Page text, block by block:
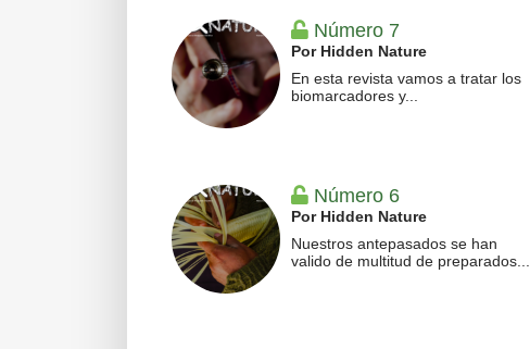
Número 7
Por Hidden Nature
En esta revista vamos a tratar los
biomarcadores y...
Número 6
Por Hidden Nature
Nuestros antepasados se han
valido de multitud de preparados...